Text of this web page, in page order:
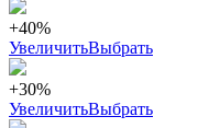
+40%
УвеличитьВыбрать
+30%
УвеличитьВыбрать